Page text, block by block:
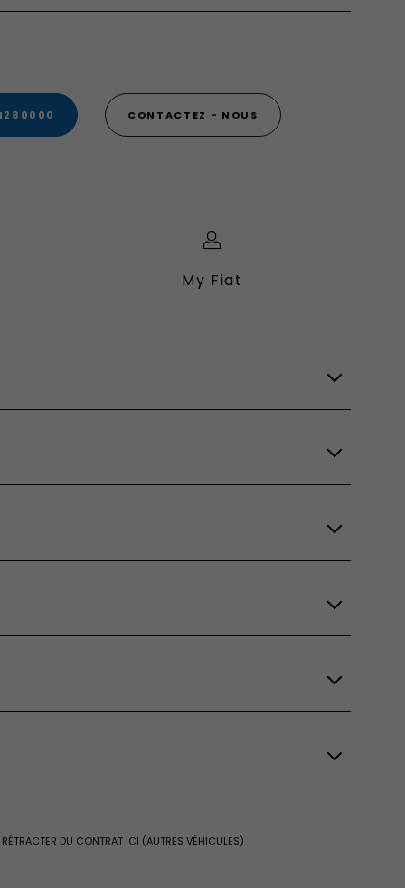
CONTACTEZ - NOUS
My Fiat
DU CONTRAT ICI (AUTRES VÉHICULES)